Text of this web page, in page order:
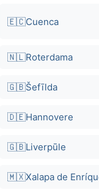
🇪🇨Cuenca
🇳🇱Roterdama
🇬🇧Šefīlda
🇩🇪Hannovere
🇬🇧Liverpūle
🇲🇽Xalapa de